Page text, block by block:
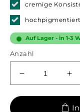
cremige
hochpigmentiert
Auf Lager - in 1-3
Anzahl
Verringere
die
Menge
die
für